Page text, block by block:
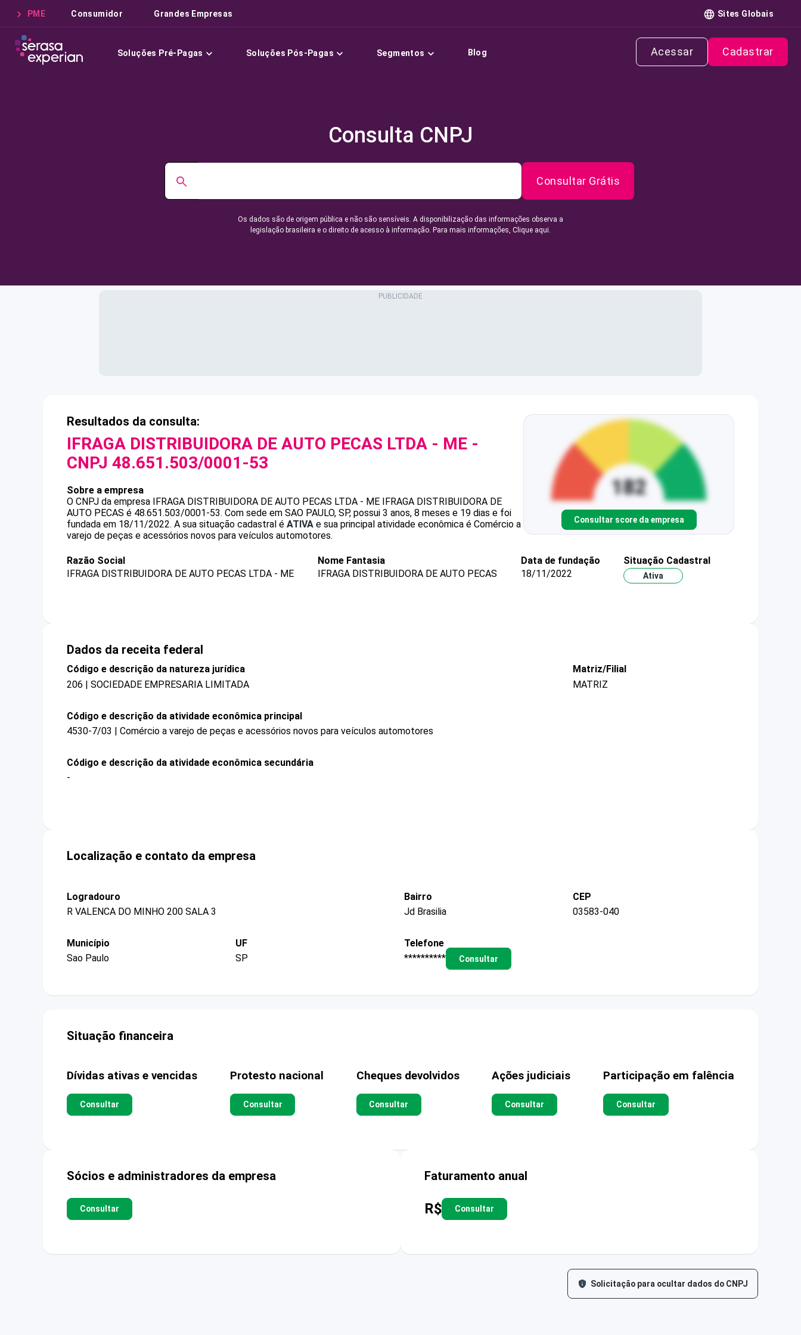
PME Consumidor Grandes Empresas Sites Globais
Soluções Pré-Pagas Soluções Pós-Pagas Segmentos Blog Acessar Cadastrar
Consulta CNPJ
Consultar Grátis
Os dados são de origem pública e não são sensíveis. A disponibilização das informações observa a
legislação brasileira e o direito de acesso à informação. Para mais informações, Clique aqui.
Resultados da consulta:
IFRAGA DISTRIBUIDORA DE AUTO PECAS LTDA - ME -
CNPJ 48.651.503/0001-53
Sobre a empresa
O CNPJ da empresa IFRAGA DISTRIBUIDORA DE AUTO PECAS LTDA - ME IFRAGA DISTRIBUIDORA DE
AUTO PECAS é 48.651.503/0001-53. Com sede em SAO PAULO, SP, possui 3 anos, 8 meses e 19 dias e foi
fundada em 18/11/2022. A sua situação cadastral é ATIVA e sua principal atividade econômica é Comércio a
varejo de peças e acessórios novos para veículos automotores.
Consultar score da empresa
Razão Social
IFRAGA DISTRIBUIDORA DE AUTO PECAS LTDA - ME
Nome Fantasia
IFRAGA DISTRIBUIDORA DE AUTO PECAS
Data de fundação
18/11/2022
Situação Cadastral
Ativa
Dados da receita federal
Código e descrição da natureza jurídica
206 | SOCIEDADE EMPRESARIA LIMITADA
Matriz/Filial
MATRIZ
Código e descrição da atividade econômica principal
4530-7/03 | Comércio a varejo de peças e acessórios novos para veículos automotores
Código e descrição da atividade econômica secundária
-
Localização e contato da empresa
Logradouro
R VALENCA DO MINHO 200 SALA 3
Bairro
Jd Brasilia
CEP
03583-040
Município
Sao Paulo
UF
SP
Telefone
**********
Consultar
Situação financeira
Dívidas ativas e vencidas
Consultar
Protesto nacional
Consultar
Cheques devolvidos
Consultar
Ações judiciais
Consultar
Participação em falência
Consultar
Sócios e administradores da empresa
Consultar
Faturamento anual
R$ Consultar
Solicitação para ocultar dados do CNPJ